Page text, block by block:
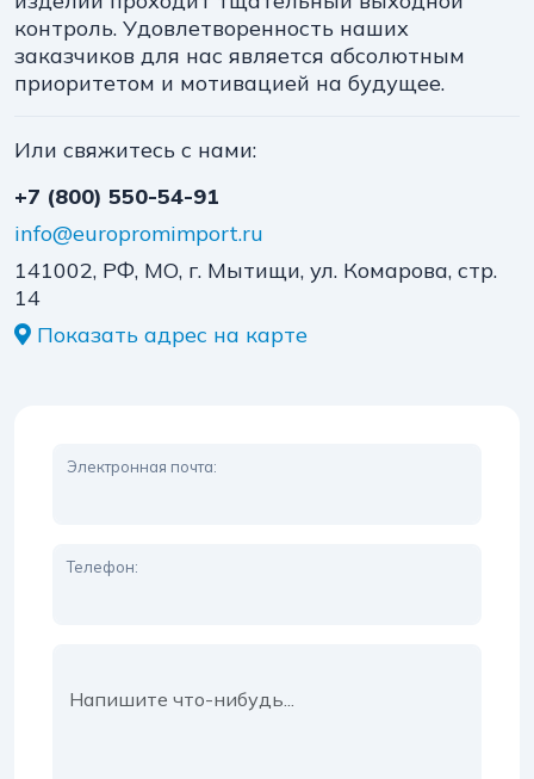
контроль. Удовлетворенность наших
заказчиков для нас является абсолютным
приоритетом и мотивацией на будущее.
Или свяжитесь с нами:
+7 (800) 550-54-91
info@europromimport.ru
141002, РФ, МО, г. Мытищи, ул. Комарова, стр.
14
Показать адрес на карте
Электронная почта:
Телефон: